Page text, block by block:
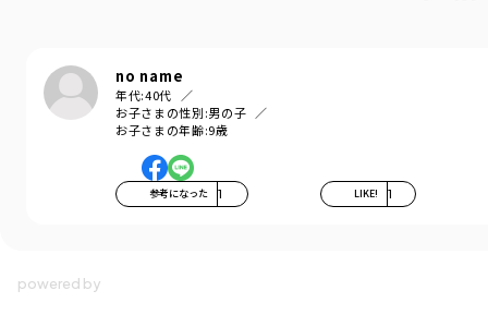
no name
年代:40代
お子さまの性別:男の子
お子さまの年齢:9歳
参考になった 1 LIKE! 1